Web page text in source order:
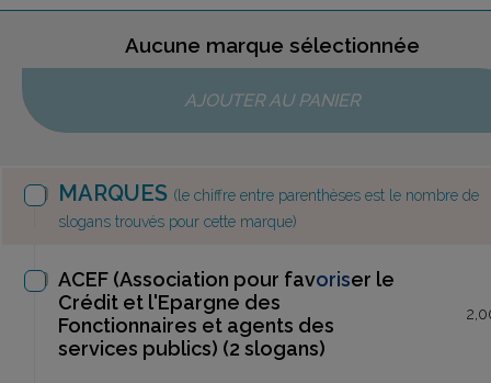
Aucune marque sélectionnée
AJOUTER AU PANIER
MARQUES (le chiffre entre parenthèses est le nombre de
slogans trouvés pour cette marque)
ACEF (Association pour favoriser le
Crédit et l'Epargne des
Fonctionnaires et agents des
services publics) (2 slogans)